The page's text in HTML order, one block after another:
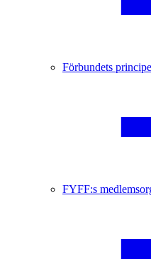
Förbundets
FYFF:s